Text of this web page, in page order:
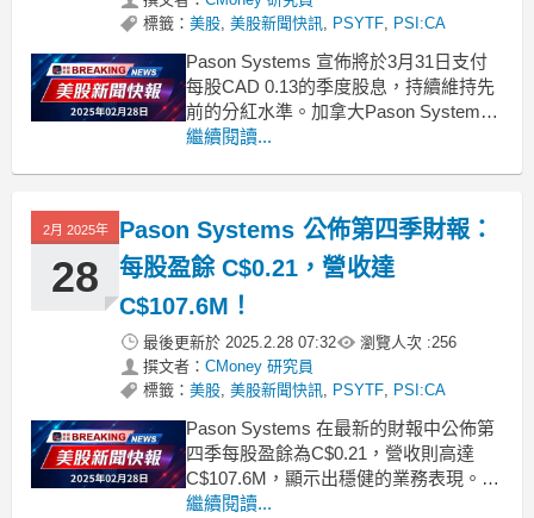
標籤： 美股, 美股新聞快訊, PSYTF, PSI:CA
Pason Systems 宣佈將於3月31日支付
每股CAD 0.13的季度股息，持續維持先
前的分紅水準。加拿大Pason Systems
(TSX:PSI:CA) 今日宣佈將發放每股CAD
年3月31日支付，記錄日期為3月
繼續閱讀...
2月 2025年
28
Pason Systems 公佈第四季財報：
每股盈餘 C$0.21，營收達
C$107.6M！
最後更新於 2025.2.28 07:32 瀏覽人次 :256
撰文者： CMoney 研究員
標籤： 美股, 美股新聞快訊, PSYTF, PSI:CA
Pason Systems 在最新的財報中公佈第
四季每股盈餘為C$0.21，營收則高達
C$107.6M，顯示出穩健的業務表現。
Pason Systems 最新發布的財報引起市
繼續閱讀...